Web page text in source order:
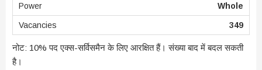
Whole
349
नोट: 10% पद एक्स-सर्विसमैन के लिए आरक्षित हैं। संख्या बाद में बदल सकती
है।